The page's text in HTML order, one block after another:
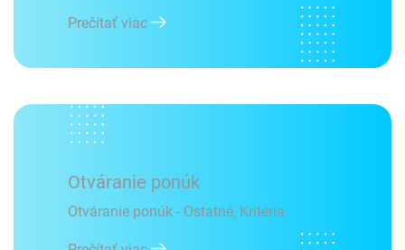
Prečítať viac
Otváranie ponúk
Otváranie ponúk - Ostatné, Kritéria